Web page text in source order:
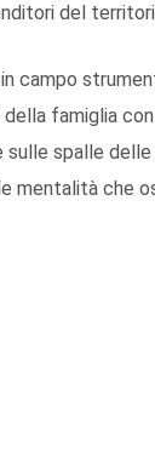
del
campo
famiglia
sulle spalle
mentalità che